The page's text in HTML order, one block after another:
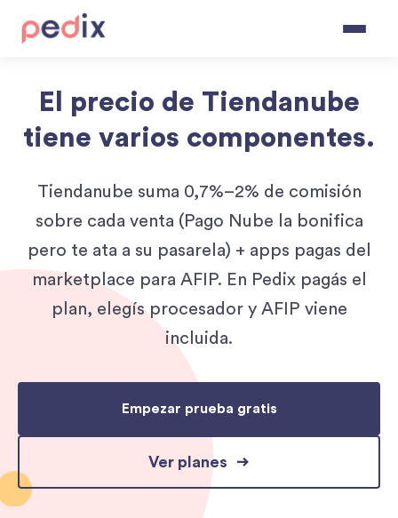
El precio de Tiendanube
tiene varios componentes.
Tiendanube suma 0,7%–2% de comisión
sobre cada venta (Pago Nube la bonifica
pero te ata a su pasarela) + apps pagas del
marketplace para AFIP. En Pedix pagás el
plan, elegís procesador y AFIP viene
incluida.
Empezar prueba gratis
Ver planes
Navigated to El precio de Tiendanube tiene varios componentes.